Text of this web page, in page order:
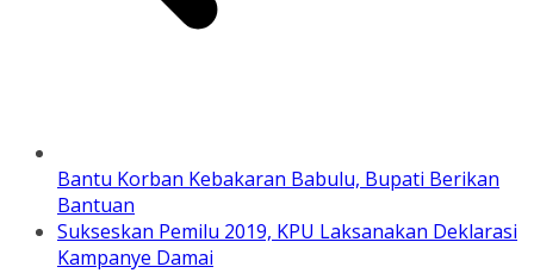
Bantu Korban Kebakaran Babulu, Bupati Berikan
Bantuan
Sukseskan Pemilu 2019, KPU Laksanakan Deklarasi
Kampanye Damai